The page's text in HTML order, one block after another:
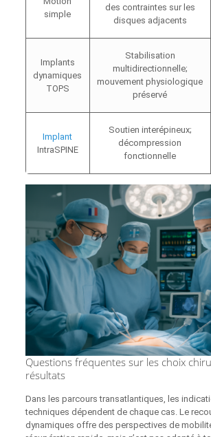
simple
des contraintes sur les
disques adjacents
Implants
dynamiques
TOPS
Stabilisation
multidirectionnelle;
mouvement physiologique
préservé
Implant
IntraSPINE
Soutien interépineux;
décompression
fonctionnelle
Questions fréquentes sur les choix
résultats
Dans les parcours transatlantiques, les
techniques dépendent de chaque cas. Le
dynamiques offre des perspectives de